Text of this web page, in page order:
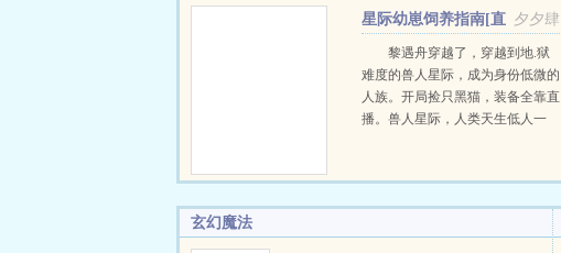
个世界的奥秘，他也开始探索，解
锁各种人物。万人迷……黑猫……
大boss…….一堆杂七杂八后，他
逃出了这个世界，夏一时一瞬间苏
醒了所有记忆，原来他是无限流中
夕夕肆
星际幼崽饲养指南[直
黎遇舟穿越了，穿越到地.狱
难度的兽人星际，成为身份低微的
人族。开局捡只黑猫，装备全靠直
播。兽人星际，人类天生低人一
娃能力。黎遇舟毫不在意，专心利
用自己前世的饲养员技能点来养
崽，就是不知道为什么，家里的兽
玄幻魔法